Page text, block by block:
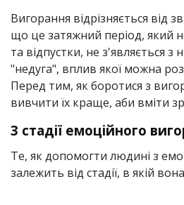
Вигорання відрізняється від
що це затяжний період, який
та відпустки, не з'являється з
"недуга", вплив якої можна
Перед тим, як боротися з
вивчити їх краще, аби вміти
3 стадії емоційного
Те, як допомогти людині з
залежить від стадії, в якій